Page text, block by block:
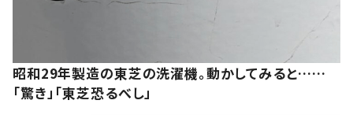
昭和29年製造の東芝の洗濯機。動かしてみると……
「驚き」「東芝恐るべし」